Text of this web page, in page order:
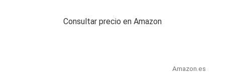
Consultar precio en Amazon
Amazon.es